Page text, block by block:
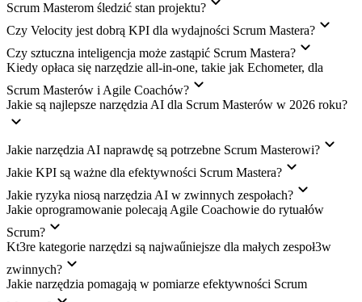
Scrum Masterom śledzić stan projektu?
Czy Velocity jest dobrą KPI dla wydajności Scrum Mastera?
Czy sztuczna inteligencja może zastąpić Scrum Mastera?
Kiedy opłaca się narzędzie all-in-one, takie jak Echometer, dla
Scrum Masterów i Agile Coachów?
Jakie są najlepsze narzędzia AI dla Scrum Masterów w 2026 roku?
Jakie narzędzia AI naprawdę są potrzebne Scrum Masterowi?
Jakie KPI są ważne dla efektywności Scrum Mastera?
Jakie ryzyka niosą narzędzia AI w zwinnych zespołach?
Jakie oprogramowanie polecają Agile Coachowie do rytuałów
Scrum?
Kt3re kategorie narzędzi są najwaűniejsze dla małych zespoł3w
zwinnych?
Jakie narzędzia pomagają w pomiarze efektywności Scrum